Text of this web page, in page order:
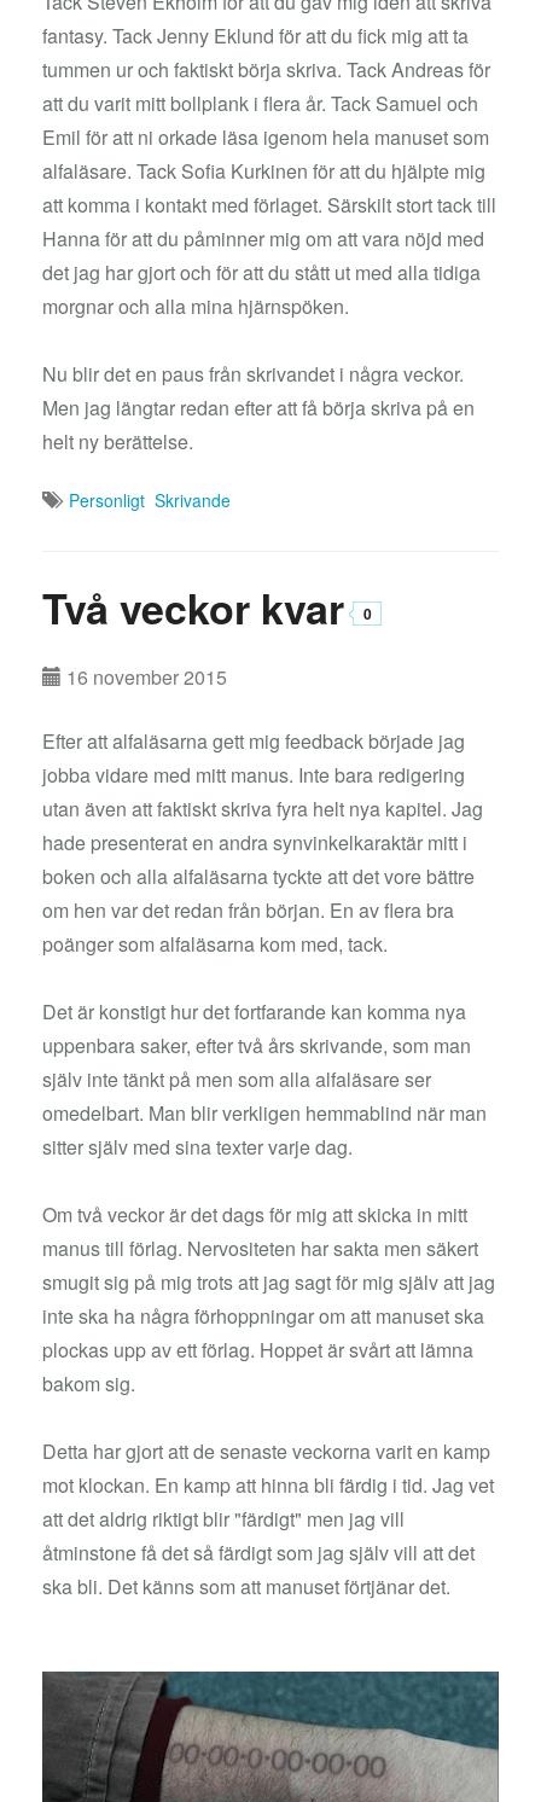
fantasy. Tack Jenny Eklund för att du fick mig att ta
tummen ur och faktiskt börja skriva. Tack Andreas för
att du varit mitt bollplank i flera år. Tack Samuel och
Emil för att ni orkade läsa igenom hela manuset som
alfaläsare. Tack Sofia Kurkinen för att du hjälpte mig
att komma i kontakt med förlaget. Särskilt stort tack till
Hanna för att du påminner mig om att vara nöjd med
det jag har gjort och för att du stått ut med alla tidiga
morgnar och alla mina hjärnspöken.
Nu blir det en paus från skrivandet i några veckor.
Men jag längtar redan efter att få börja skriva på en
helt ny berättelse.
Personligt Skrivande
Två veckor kvar 0
16 november 2015
Efter att alfaläsarna gett mig feedback började jag
jobba vidare med mitt manus. Inte bara redigering
utan även att faktiskt skriva fyra helt nya kapitel. Jag
hade presenterat en andra synvinkelkaraktär mitt i
boken och alla alfaläsarna tyckte att det vore bättre
om hen var det redan från början. En av flera bra
poänger som alfaläsarna kom med, tack.
Det är konstigt hur det fortfarande kan komma nya
uppenbara saker, efter två års skrivande, som man
själv inte tänkt på men som alla alfaläsare ser
omedelbart. Man blir verkligen hemmablind när man
sitter själv med sina texter varje dag.
Om två veckor är det dags för mig att skicka in mitt
manus till förlag. Nervositeten har sakta men säkert
smugit sig på mig trots att jag sagt för mig själv att jag
inte ska ha några förhoppningar om att manuset ska
plockas upp av ett förlag. Hoppet är svårt att lämna
bakom sig.
Detta har gjort att de senaste veckorna varit en kamp
mot klockan. En kamp att hinna bli färdig i tid. Jag vet
att det aldrig riktigt blir "färdigt" men jag vill
åtminstone få det så färdigt som jag själv vill att det
ska bli. Det känns som att manuset förtjänar det.